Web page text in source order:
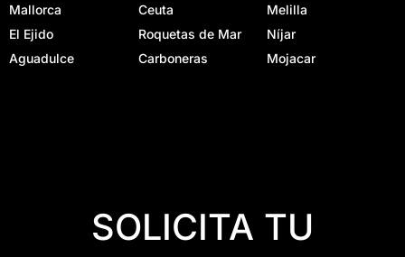
Mallorca
Ceuta
Melilla
El Ejido
Roquetas de Mar
Níjar
Aguadulce
Carboneras Mojacar
SOLICITA TU